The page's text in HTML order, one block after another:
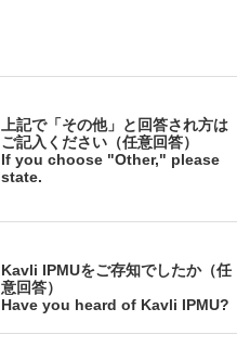
上記で「その他」と回答され方は
ご記入ください（任意回答）
If you choose "Other," please
state.
Kavli IPMUをご存知でしたか（任
意回答）
Have you heard of Kavli IPMU?